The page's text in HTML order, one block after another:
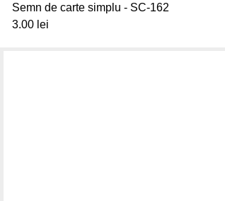
Semn de carte simplu - SC-162
3.00 lei